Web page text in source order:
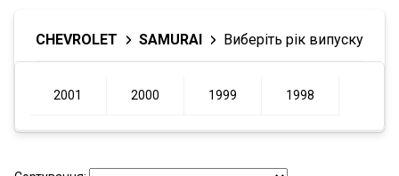
CHEVROLET SAMURAI Виберіть рік випуску
2001 2000 1999 1998